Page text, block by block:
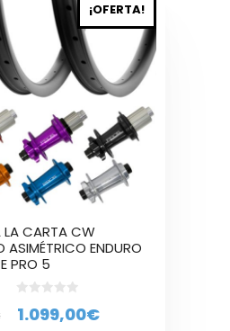
¡OFERTA!
LA CARTA CW
ASIMÉTRICO ENDURO
PRO 5
dEl
1.099,00€El